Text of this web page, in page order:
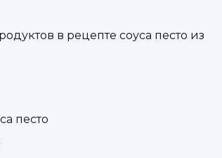
в рецепте соуса песто из
песто